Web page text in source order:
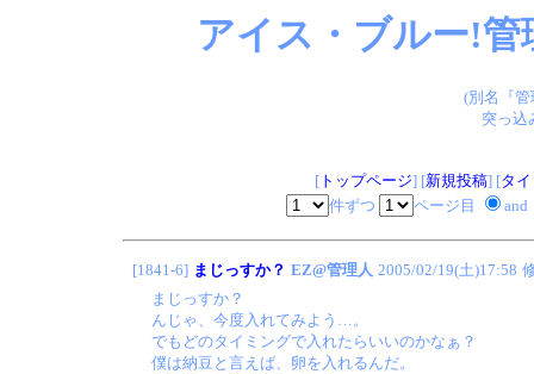
アイス・ブルー!
(別名『
突っ込
[トップページ] [新規投稿] [タ
件ずつ
ページ目 and
[1841-6] まじっすか？ EZ@管理人 2005/02/19(土)17:58
まじっすか？
んじゃ、今度入れてみよう…。
でもどのタイミングで入れたらいいのかなぁ？
僕は納豆と言えば、卵を入れるんだ。